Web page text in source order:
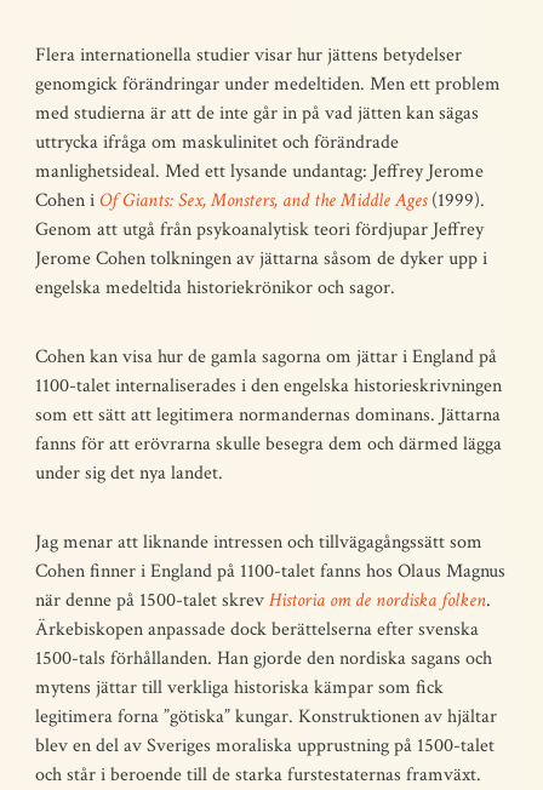
Flera internationella studier visar hur jättens betydelser
genomgick förändringar under medeltiden. Men ett problem
med studierna är att de inte går in på vad jätten kan sägas
uttrycka ifråga om maskulinitet och förändrade
manlighetsideal. Med ett lysande undantag: Jeffrey Jerome
Cohen i Of Giants: Sex, Monsters, and the Middle Ages(1999).
Genom att utgå från psykoanalytisk teori fördjupar Jeffrey
Jerome Cohen tolkningen av jättarna såsom de dyker upp i
engelska medeltida historiekrönikor och sagor.
Cohen kan visa hur de gamla sagorna om jättar i England på
1100-talet internaliserades i den engelska historieskrivningen
som ett sätt att legitimera normandernas dominans. Jättarna
fanns för att erövrarna skulle besegra dem och därmed lägga
under sig det nya landet.
Jag menar att liknande intressen och tillvägagångssätt som
Cohen finner i England på 1100-talet fanns hos Olaus Magnus
när denne på 1500-talet skrevHistoria om de nordiska folken.
Ärkebiskopen anpassade dock berättelserna efter svenska
1500-tals förhållanden. Han gjorde den nordiska sagans och
mytens jättar till verkliga historiska kämpar som fick
legitimera forna ”götiska” kungar. Konstruktionen av hjältar
blev en del av Sveriges moraliska upprustning på 1500-talet
och står i beroende till de starka furstestaternas framväxt.